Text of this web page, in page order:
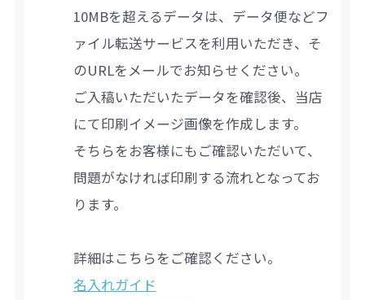
10MBを超えるデータは、データ便などフ
ァイル転送サービスを利用いただき、そ
のURLをメールでお知らせください。
ご入稿いただいたデータを確認後、当店
にて印刷イメージ画像を作成します。
そちらをお客様にもご確認いただいて、
問題がなければ印刷する流れとなってお
ります。
詳細はこちらをご確認ください。
名入れガイド